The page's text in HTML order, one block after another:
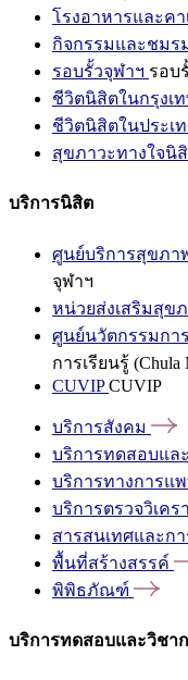
โรงอาหารและคา
กิจกรรมและชมร
รอบรั้วจุฬาฯ รอบ
ชีวิตนิสิตในกรุงเ
ชีวิตนิสิตในประเ
สุขภาวะทางใจนิ
บริการนิสิต
ศูนย์บริการสุขภา
จุฬาฯ
หน่วยส่งเสริมสุข
ศูนย์นวัตกรรมการ
การเรียนรู้ (Chula
CUVIPCUVIP
บริการสังคม
บริการทดสอบแล
บริการทางการแ
บริการตรวจวิเค
สารสนเทศและก
พื้นที่สร้างสรรค์
พิพิธภัณฑ์
บริการทดสอบและวิชา